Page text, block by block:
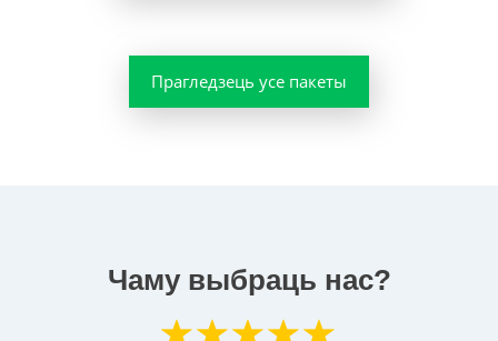
Прагледзець усе пакеты
Чаму выбраць нас?